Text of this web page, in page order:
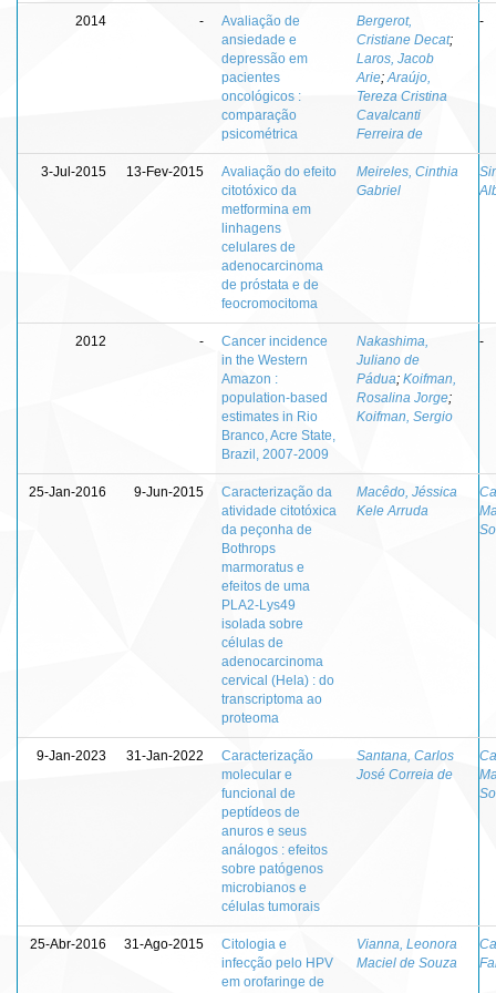
2014 -
Avaliação de
ansiedade e
depressão em
pacientes
oncológicos :
comparação
psicométrica
Bergerot,
Cristiane Decat;
Laros, Jacob
Arie; Araújo,
Tereza Cristina
Cavalcanti
Ferreira de
-
3-Jul-2015 13-Fev-2015
Avaliação do efeito
citotóxico da
metformina em
linhagens
celulares de
adenocarcinoma
de próstata e de
feocromocitoma
Meireles, Cinthia
Gabriel
2012 -
Cancer incidence
in the Western
Amazon :
population-based
estimates in Rio
Branco, Acre State,
Brazil, 2007-2009
Nakashima,
Juliano de
Pádua; Koifman,
Rosalina Jorge;
Koifman, Sergio
-
25-Jan-2016 9-Jun-2015
Caracterização da
atividade citotóxica
da peçonha de
Bothrops
marmoratus e
efeitos de uma
PLA2-Lys49
isolada sobre
células de
adenocarcinoma
cervical (Hela) : do
transcriptoma ao
proteoma
Macêdo, Jéssica
Kele Arruda
9-Jan-2023 31-Jan-2022
Caracterização
molecular e
funcional de
peptídeos de
anuros e seus
análogos : efeitos
sobre patógenos
microbianos e
células tumorais
Santana, Carlos
José Correia de
25-Abr-2016 31-Ago-2015
Citologia e
infecção pelo HPV
em orofaringe de
Vianna, Leonora
Maciel de Souza